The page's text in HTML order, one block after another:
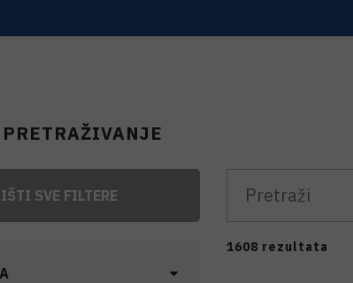
SVE FILTERE
1608 rezultata